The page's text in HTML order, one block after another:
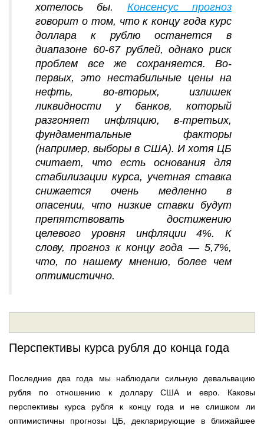
хотелось бы. Консенсус прогноз
говорит о том, что к концу года курс
доллара к рублю останется в
диапазоне 60-67 рублей, однако риск
проблем все же сохраняется. Во-
первых, это нестабильные цены на
нефть, во-вторых, излишек
ликвидности у банков, который
разгоняет инфляцию, в-третьих,
фундаментальные факторы
(например, выборы в США). И хотя ЦБ
считает, что есть основания для
стабилизации курса, учетная ставка
снижается очень медленно в
опасении, что низкие ставки будут
препятствовать достижению
целевого уровня инфляции 4%. К
слову, прогноз к концу года — 5,7%,
что, по нашему мнению, более чем
оптимистично.
Перспективы курса рубля до конца года
Последние два года мы наблюдали сильную девальвацию
рубля по отношению к доллару США и евро. Каковы
перспективы курса рубля к концу года и не слишком ли
оптимистичны прогнозы ЦБ, декларирующие в ближайшее